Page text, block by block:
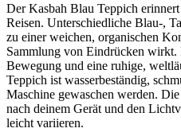
Der Kasbah Blau Teppich
Reisen. Unterschiedliche Blau-,
zu einer weichen, organischen
Sammlung von Eindrücken wirkt.
Bewegung und eine ruhige,
Teppich ist wasserbeständig,
Maschine gewaschen werden.
nach deinem Gerät und den
leicht variieren.